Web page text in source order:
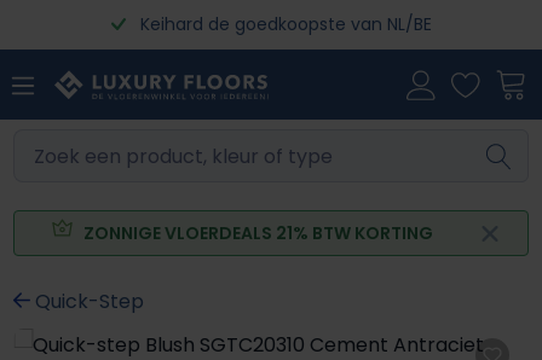
Ga naar de hoofdinhoudKeihard de goedkoopste van NL/BE
ZONNIGE VLOERDEALS 21% BTW KORTING
Quick-Step
Afbeeldingengalerij overslaan